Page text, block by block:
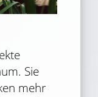
Sie
mehr